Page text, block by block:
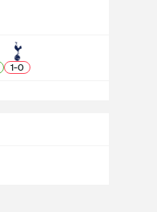
1-0